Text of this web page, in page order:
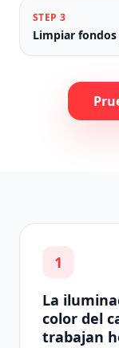
STEP 3
Limpiar
1
La
color del
trabajan